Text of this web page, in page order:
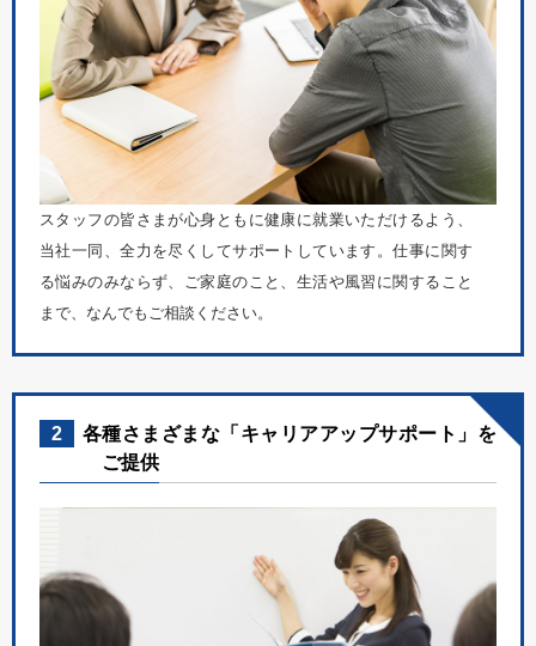
スタッフの皆さまが心身ともに健康に就業いただけるよう、
当社一同、全力を尽くしてサポートしています。仕事に関す
る悩みのみならず、ご家庭のこと、生活や風習に関すること
まで、なんでもご相談ください。
2
各種さまざまな「キャリアアップサポート」を
ご提供